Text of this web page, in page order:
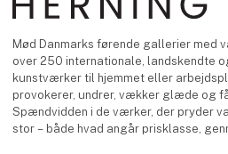
Mød Danmarks førende gallerier med
over 250 internationale, landskendte
kunstværker til hjemmet eller
provokerer, undrer, vækker glæde og
Spændvidden i de værker, der pryder
stor – både hvad angår prisklasse,